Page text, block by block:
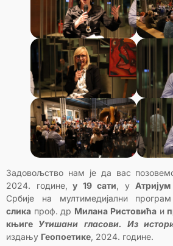
Задовољство нам је да вас
2024. године, у 19 сати, у Атријум
Србије на мултимедијални
слика проф. др Милана Ристовићаи
књиге Утишани гласови. Из
издању Геопоетике, 2024. године.